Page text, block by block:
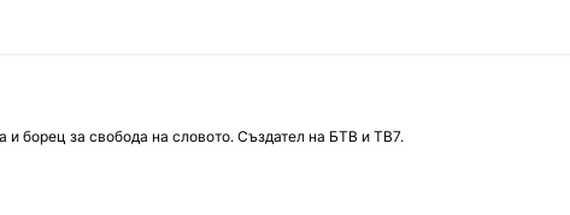
и борец за свобода на словото. Създател на БТВ и ТВ7.